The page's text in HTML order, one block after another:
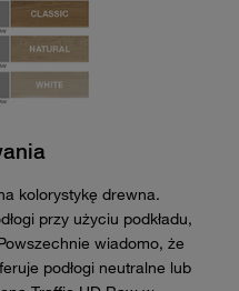
kolorystykę drewna.
przy użyciu podkładu,
wiadomo, że
podłogi neutralne lub